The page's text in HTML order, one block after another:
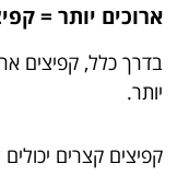
ארוכים יותר =
בדרך כלל, קפיצים
יותר.
קפיצים קצרים